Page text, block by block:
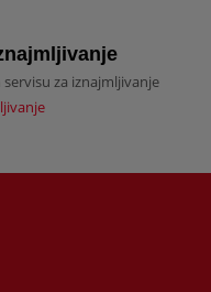
za iznajmljivanje